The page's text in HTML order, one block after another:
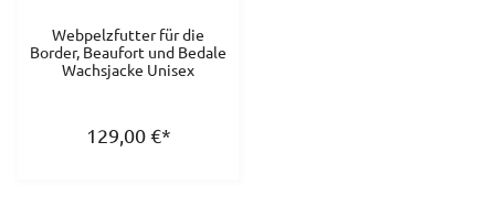
Webpelzfutter für die
Border, Beaufort und Bedale
Wachsjacke Unisex
129,00€*